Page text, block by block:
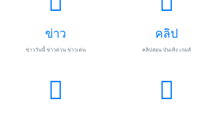
ข่าว
ข่าววันนี้ ข่าวด่วน ข่าวเด่น
คลิป
คลิปสอน บันเทิง เกมส์